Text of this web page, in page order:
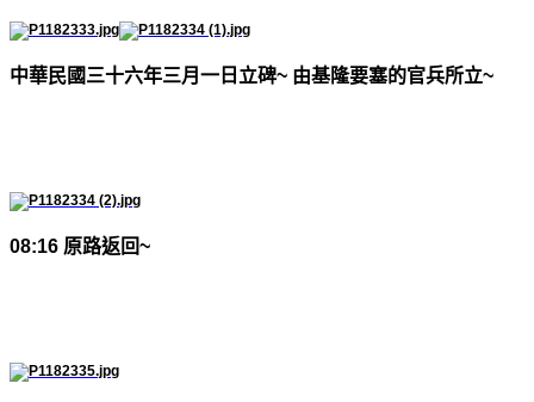
中華民國三十六年三月一日立碑~ 由基隆要塞的官兵所立~
08:16 原路返回~